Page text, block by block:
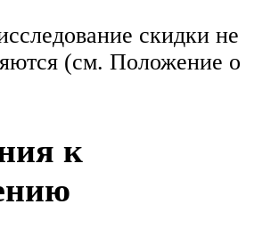
скидки не
(см. Положение о
к